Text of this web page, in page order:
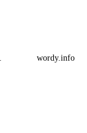
wordy.info